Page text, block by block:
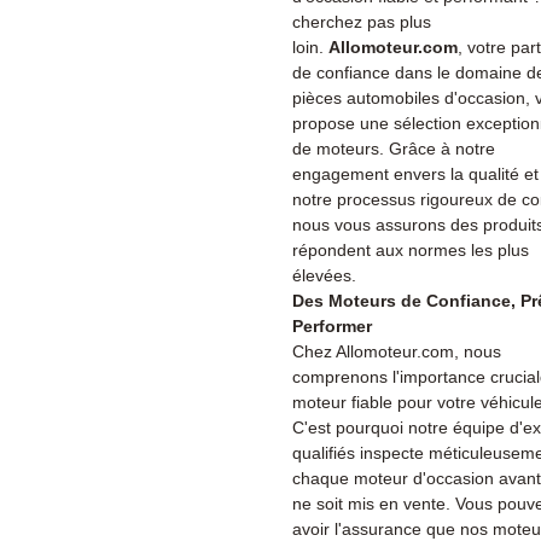
cherchez pas plus
loin. Allomoteur.com , votre
de confiance dans le domaine
pièces automobiles d'occasion,
propose une sélection
de moteurs. Grâce à notre
engagement envers la qualité et
notre processus rigoureux de
nous vous assurons des
répondent aux normes les plus
élevées.
Des Moteurs de Confiance,
Performer
Chez Allomoteur.com, nous
comprenons l'importance
moteur fiable pour votre
C'est pourquoi notre équipe
qualifiés inspecte
chaque moteur d'occasion
ne soit mis en vente. Vous
avoir l'assurance que nos